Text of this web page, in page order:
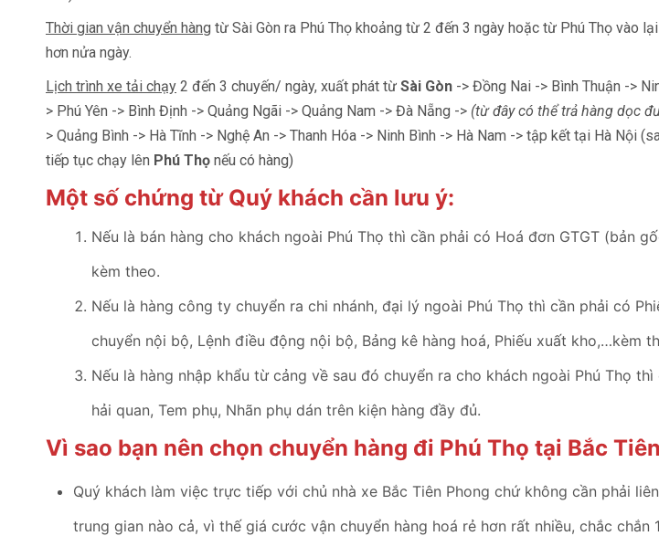
Thời gian vận chuyển hàng từ Sài Gòn ra Phú Thọ khoảng từ 2 đến 3 ngày hoặc từ Phú Thọ vào lại
hơn nửa ngày.
Lịch trình xe tải chạy 2 đến 3 chuyến/ ngày, xuất phát từ Sài Gòn -> Đồng Nai -> Bình Thuận ->
> Phú Yên -> Bình Định -> Quảng Ngãi -> Quảng Nam -> Đà Nẵng -> (từ đây có thể trả hàng dọc
> Quảng Bình -> Hà Tĩnh -> Nghệ An -> Thanh Hóa -> Ninh Bình -> Hà Nam -> tập kết tại Hà Nội
tiếp tục chạy lên Phú Thọ nếu có hàng)
Một số chứng từ Quý khách cần lưu ý:
Nếu là bán hàng cho khách ngoài Phú Thọ thì cần phải có Hoá đơn GTGT (bản
kèm theo.
Nếu là hàng công ty chuyển ra chi nhánh, đại lý ngoài Phú Thọ thì cần phải có
chuyển nội bộ, Lệnh điều động nội bộ, Bảng kê hàng hoá, Phiếu xuất kho,…kèm
Nếu là hàng nhập khẩu từ cảng về sau đó chuyển ra cho khách ngoài Phú Thọ
hải quan, Tem phụ, Nhãn phụ dán trên kiện hàng đầy đủ.
Vì sao bạn nên chọn chuyển hàng đi Phú Thọ tại Bắc
Quý khách làm việc trực tiếp với chủ nhà xe Bắc Tiên Phong chứ không cần phải
trung gian nào cả, vì thế giá cước vận chuyển hàng hoá rẻ hơn rất nhiều, chắc chắn